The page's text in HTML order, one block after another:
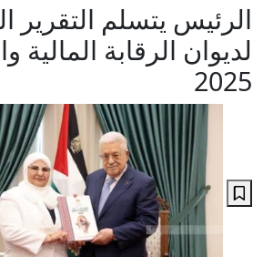
الرئيس يتسلم التقرير
لديوان الرقابة المالية
2025